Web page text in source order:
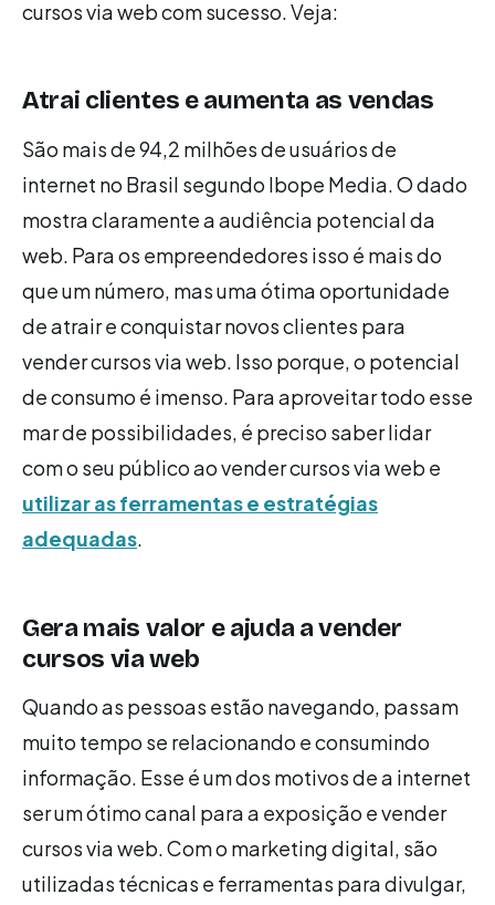
cursos via web com sucesso. Veja:
Atrai clientes e aumenta as vendas
São mais de 94,2 milhões de usuários de
internet no Brasil segundo Ibope Media. O dado
mostra claramente a audiência potencial da
web. Para os empreendedores isso é mais do
que um número, mas uma ótima oportunidade
de atrair e conquistar novos clientes para
vender cursos via web. Isso porque, o potencial
de consumo é imenso. Para aproveitar todo esse
mar de possibilidades, é preciso saber lidar
com o seu público ao vender cursos via web e
utilizar as ferramentas e estratégias
adequadas.
Gera mais valor e ajuda a vender
cursos via web
Quando as pessoas estão navegando, passam
muito tempo se relacionando e consumindo
informação. Esse é um dos motivos de a internet
ser um ótimo canal para a exposição e vender
cursos via web. Com o marketing digital, são
utilizadas técnicas e ferramentas para divulgar,